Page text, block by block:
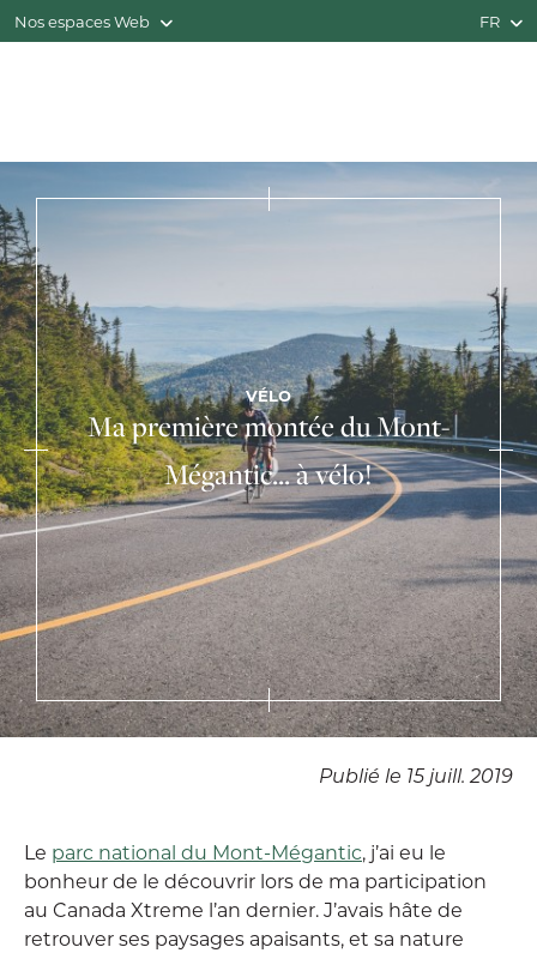
Nos espaces Web FR
VÉLO
Ma première montée du Mont-
Mégantic... à vélo!
Publié le 15 juill. 2019
Le parc national du Mont-Mégantic, j’ai eu le
bonheur de le découvrir lors de ma participation
au Canada Xtreme l’an dernier. J’avais hâte de
retrouver ses paysages apaisants, et sa nature